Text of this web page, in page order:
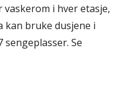
vaskerom i hver etasje,
kan bruke dusjene i
Se